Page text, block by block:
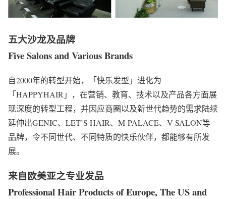
五大沙龙及品牌
Five Salons and Various Brands
自2000年的转型开始，「快乐发型」进化为
「HAPPYHAIR」，在营销、教育、技术以及产品各方面展
现深度的转型工程，并因应商圈以及新世代趋势的需求陆续
延伸出GENIC、LET’S HAIR、M-PALACE、V-SALON等
品牌，令不同世代、不同特质的快乐伙伴，都能够有所发
展。
来自欧美亚之专业发品
Professional Hair Products of Europe, The US and